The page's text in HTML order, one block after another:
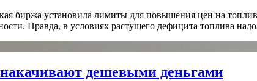
биржа установила лимиты для повышения цен на
Правда, в условиях растущего дефицита топлива
дешевыми деньгами